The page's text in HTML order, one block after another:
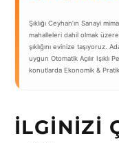
Şıklığı Ceyhan’ın Sanayi
mahalleleri dahil olmak
şıklığını evinize taşıyoruz.
uygun Otomatik Açılır Işıklı
konutlarda Ekonomik &
İLGINIZI